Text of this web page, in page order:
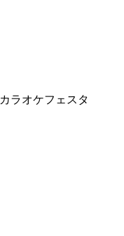
ラオケフェスタ